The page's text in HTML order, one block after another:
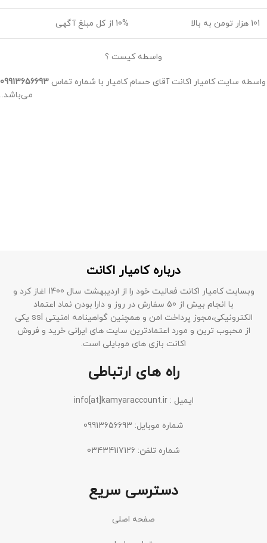
101 هزار تومن به بالا 10% از کل مبلغ آگهی
واسطه کیست ؟
واسطه سایت کامیار اکانت آقای حسام کامیار با شماره تماس 09913656693
می‌باشد..
درباره کامیار اکانت
وبسایت کامیار اکانت فعالیت خود را از اردیبهشت سال 1400 اغاز کرد و
با انجام بیش از 50 سفارش در روز و دارا بودن نماد اعتماد
الکترونیکی،مجوز پرداخت امن و همچنین گواهینامه امنیتی ssl یکی
از محبوب ترین و مورد اعتمادترین سایت های ایرانی خرید و فروش
اکانت بازی های موبایلی است.
راه های ارتباطی
ایمیل : info[at]kamyaraccount.ir
شماره موبایل: 09913656693
شماره تلفن: 03434117126
دسترسی سریع
صفحه اصلی